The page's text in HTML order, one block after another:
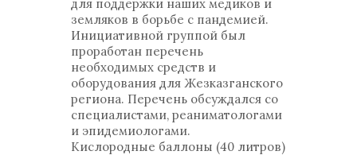
для поддержки наших медиков и
земляков в борьбе с пандемией.
Инициативной группой был
проработан перечень
необходимых средств и
оборудования для Жезказганского
региона. Перечень обсуждался со
специалистами, реаниматологами
и эпидемиологами.
Кислородные баллоны (40 литров)